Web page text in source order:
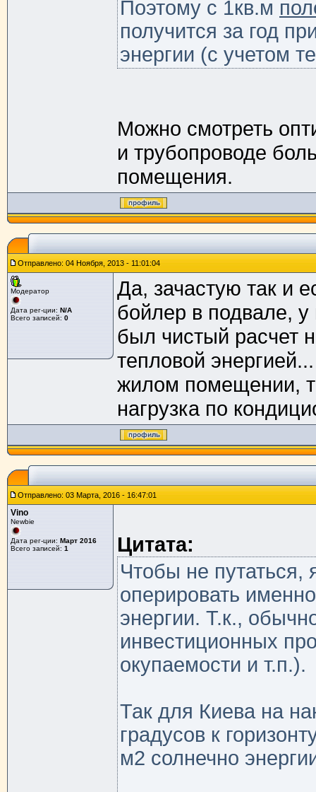
Поэтому с 1кв.м
получится за год
энергии (с учетом
Можно смотреть
и трубопроводе
помещения.
Отправлено: 04 Ноября, 2013 - 11:01:04
Модератор
Дата рег-ции: N/A
Всего записей: 0
Да, зачастую так и
бойлер в подвале, у
был чистый расчет
тепловой
жилом помещении,
нагрузка по
Отправлено: 03 Марта, 2016 - 16:47:01
Vino
Newbie
Дата рег-ции: Март 2016
Всего записей: 1
Цитата:
Чтобы не
оперировать
энергии. Т.к.,
инвестиционных
окупаемости и т.п.).
Так для Киева на
градусов к
м2 солнечно